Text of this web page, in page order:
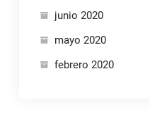
junio 2020
mayo 2020
febrero 2020